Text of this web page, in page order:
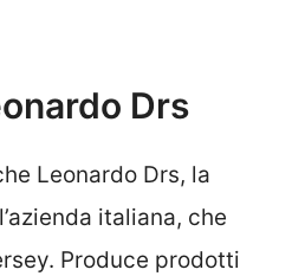
Drs
Leonardo Drs, la
italiana, che
Produce prodotti